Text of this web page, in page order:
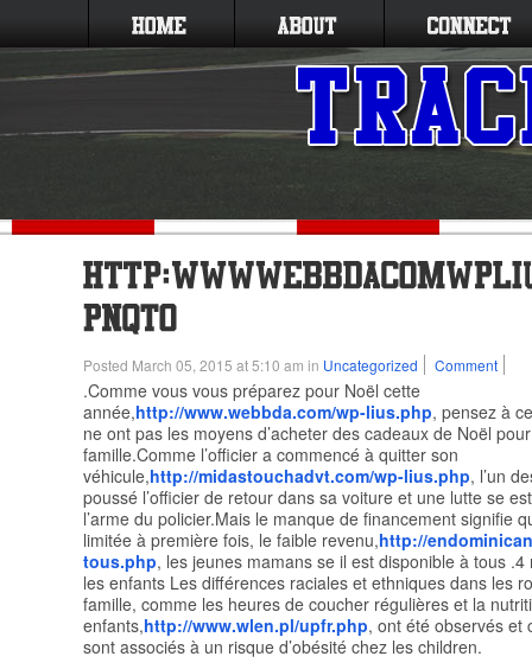
Posted March 05, 2015 at 5:10 am in Uncategorized Comment
.Comme vous vous préparez pour Noël cette
année,http://www.webbda.com/wp-lius.php, pensez à
ne ont pas les moyens d’acheter des cadeaux de Noël
famille.Comme l’officier a commencé à quitter son
véhicule,http://midastouchadvt.com/wp-lius.php, l’un
poussé l’officier de retour dans sa voiture et une lutte se
l’arme du policier.Mais le manque de financement signifie
limitée à première fois, le faible revenu,http://
tous.php, les jeunes mamans se il est disponible à tous .4
les enfants Les différences raciales et ethniques dans les
famille, comme les heures de coucher régulières et la
enfants,http://www.wlen.pl/upfr.php, ont été observés et
sont associés à un risque d’obésité chez les children.